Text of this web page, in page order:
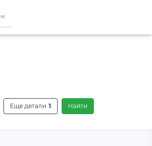
Еще детали 1 Найти